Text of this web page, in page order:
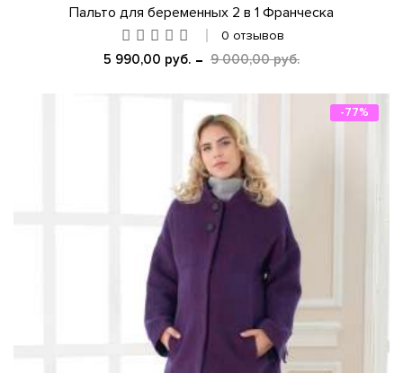
Пальто для беременных 2 в 1 Франческа
0 отзывов
5 990,00 руб. 9 000,00 руб.
-77%